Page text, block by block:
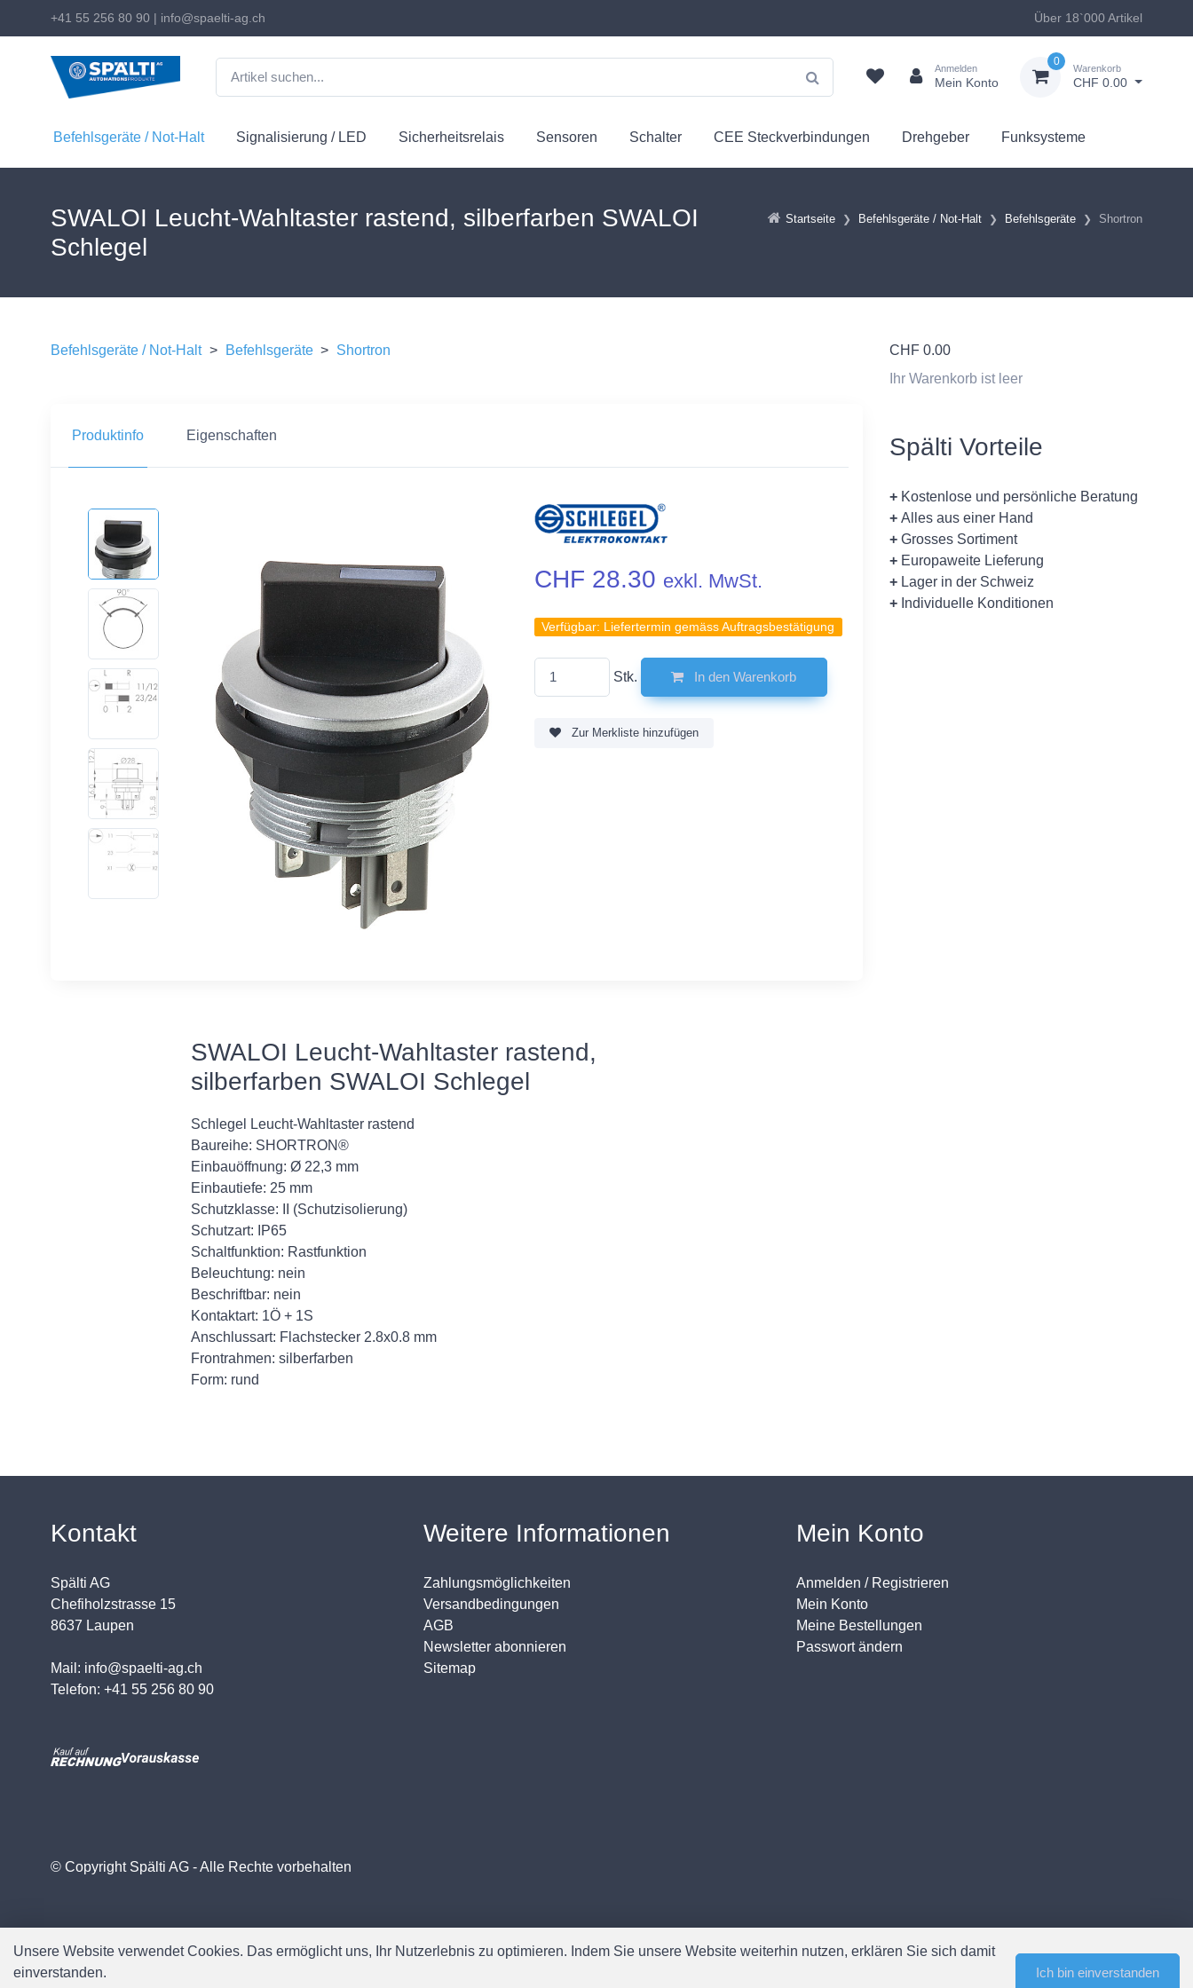
+41 55 256 80 90 | info@spaelti-ag.ch Über 18`000 Artikel
Anmelden
Mein Konto
0
Warenkorb
CHF 0.00
Befehlsgeräte / Not-Halt Signalisierung / LED Sicherheitsrelais Sensoren Schalter CEE Steckverbindungen Drehgeber Funksysteme
Startseite Befehlsgeräte / Not-Halt Befehlsgeräte Shortron
SWALOI Leucht-Wahltaster rastend, silberfarben SWALOI
Schlegel
Befehlsgeräte / Not-Halt > Befehlsgeräte > Shortron
Produktinfo Eigenschaften
CHF 28.30 exkl. MwSt.
Verfügbar: Liefertermin gemäss Auftragsbestätigung
Stk. In den Warenkorb
Zur Merkliste hinzufügen
SWALOI Leucht-Wahltaster rastend,
silberfarben SWALOI Schlegel
Schlegel Leucht-Wahltaster rastend
Baureihe: SHORTRON®
Einbauöffnung: Ø 22,3 mm
Einbautiefe: 25 mm
Schutzklasse: II (Schutzisolierung)
Schutzart: IP65
Schaltfunktion: Rastfunktion
Beleuchtung: nein
Beschriftbar: nein
Kontaktart: 1Ö + 1S
Anschlussart: Flachstecker 2.8x0.8 mm
Frontrahmen: silberfarben
Form: rund
CHF 0.00
Ihr Warenkorb ist leer
Spälti Vorteile
+ Kostenlose und persönliche Beratung
+ Alles aus einer Hand
+ Grosses Sortiment
+ Europaweite Lieferung
+ Lager in der Schweiz
+ Individuelle Konditionen
Kontakt
Spälti AG
Chefiholzstrasse 15
8637 Laupen
Mail: info@spaelti-ag.ch
Telefon: +41 55 256 80 90
Weitere Informationen
Zahlungsmöglichkeiten
Versandbedingungen
AGB
Newsletter abonnieren
Sitemap
Mein Konto
Anmelden / Registrieren
Mein Konto
Meine Bestellungen
Passwort ändern
© Copyright Spälti AG - Alle Rechte vorbehalten
Unsere Website verwendet Cookies. Das ermöglicht uns, Ihr Nutzerlebnis zu optimieren. Indem Sie unsere Website weiterhin nutzen, erklären Sie sich damit
einverstanden.
Ich bin einverstanden